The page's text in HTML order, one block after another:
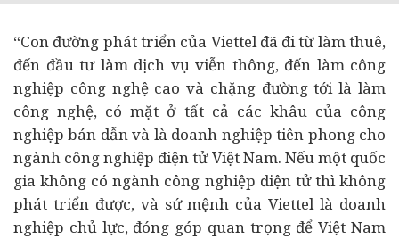
“Con đường phát triển của Viettel đã đi từ làm thuê,
đến đầu tư làm dịch vụ viễn thông, đến làm công
nghiệp công nghệ cao và chặng đường tới là làm
công nghệ, có mặt ở tất cả các khâu của công
nghiệp bán dẫn và là doanh nghiệp tiên phong cho
ngành công nghiệp điện tử Việt Nam. Nếu một quốc
gia không có ngành công nghiệp điện tử thì không
phát triển được, và sứ mệnh của Viettel là doanh
nghiệp chủ lực, đóng góp quan trọng để Việt Nam